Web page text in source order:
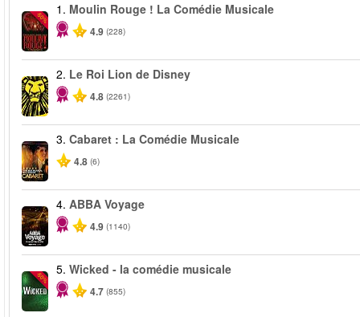
-50%
1. Moulin Rouge ! La Comédie Musicale
4.9 (228)
2. Le Roi Lion de Disney
4.8 (2261)
3. Cabaret : La Comédie Musicale
4.8 (6)
4. ABBA Voyage
4.9 (1140)
-50%
5. Wicked - la comédie musicale
4.7 (855)